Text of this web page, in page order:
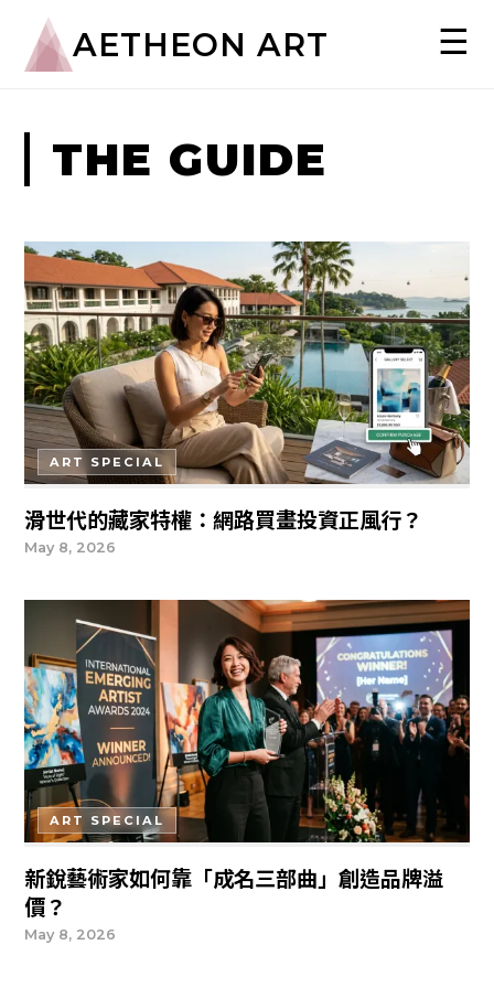
AETHEON ART ☰
THE GUIDE
ART SPECIAL
滑世代的藏家特權：網路買畫投資正風行？
May 8, 2026
ART SPECIAL
新銳藝術家如何靠「成名三部曲」創造品牌溢
價？
May 8, 2026